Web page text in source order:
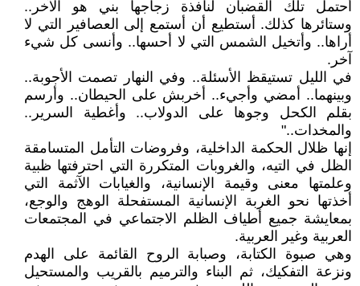
أحتمل تلك القضبان لنافذة زجاجها بني هو الآخر..
وستائرها كذلك. أستطيع أن أستمع إلى العصافير التي لا
أراها.. وأتخيل الشمس التي لا أحسها.. وأنسى كل شيء
آخر.
في الليل تستيقظ الأسئلة.. وفي النهار تصمت الأجوبة..
وبينهما.. أمضي وأجيء.. أخربش على الحيطان.. وأرسم
بقلم الكحل وجوها على الدولاب.. وأغطية السرير..
والمخدات.."
إنها ظلال الحكمة الداخلية، وفروضات التأمل المتسامقة
الظل في التيه، والغروبات المتكررة التي احترفتها ظبية
وعلمتها معنى وقيمة الإنسانية، والغيابات الآثمة التي
أخذتها نحو الغربة الإنسانية المستفحلة الوهج والوجع،
بمعايشة جميع أطياف الظلم الاجتماعي في المجتمعات
العربية وغير العربية.
وهي صبوة الكتابة، وصبابة الروح القائمة على الهدم
ونزعة التفكيك، ثم البناء والترميم بالقريب والمستحيل